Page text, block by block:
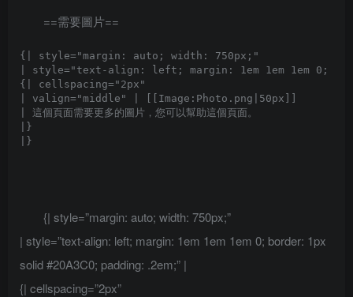
==需要圖片==
{| style="margin: auto; width: 750px;"
| style="text-align: left; margin: 1em 1em 1em 0;
{| cellspacing="2px"
| valign="middle" | [[Image:Photo.png|50px]]
| 這個頁面需要更多的圖片，您可以幫助這個頁面。
|}
{| style=”margin: auto; width: 750px;”
| style=”text-align: left; margin: 1em 1em 1em 0; border: 1px
solid #20A3C0; padding: .2em;” |
{| cellspacing=”2px”